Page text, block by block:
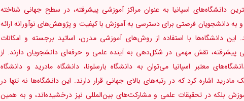
دانشگاه‌های اسپانیا به عنوان مراکز آموزشی پیشرفته، در سطح جهانی شناخته
به دانشجویان فرصتی برای دسترسی به آموزش با کیفیت و پژوهش‌های نوآورانه ارائه
این دانشگاه‌ها با استفاده از روش‌های آموزشی مدرن، اساتید برجسته و امکانات
پیشرفته، نقش مهمی در شکل‌دهی به آینده علمی و حرفه‌ای دانشجویان دارند. از
معتبر اسپانیا می‌توان به دانشگاه بارسلونا، دانشگاه مادرید و دانشگاه
مادرید اشاره کرد که در رتبه‌های بالای جهانی قرار دارند. این دانشگاه‌ها نه تنها در
بلکه در تحقیقات علمی و مشارکت‌های بین‌المللی نیز درخشیده‌اند، و به همین